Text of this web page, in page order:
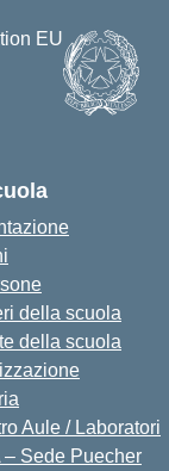
della scuola
della scuola
Aule / Laboratori
– Sede Puecher